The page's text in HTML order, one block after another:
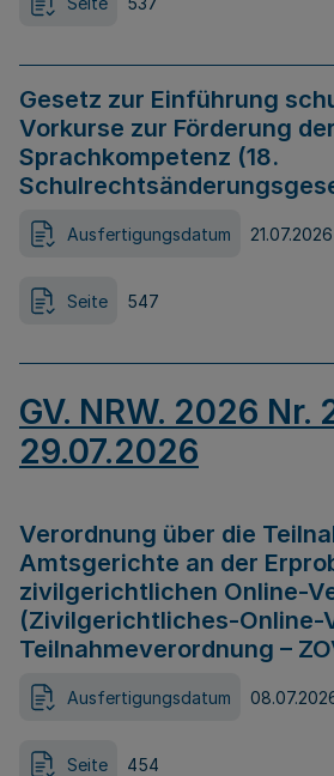
Gesetz zur Einführung
Vorkurse zur Förderung der
Sprachkompetenz (18.
Ausfertigungsdatum 21.07.2026
Seite 547
GV. NRW. 2026 Nr.
29.07.2026
Verordnung über die
Amtsgerichte an der
zivilgerichtlichen Online-
(Zivilgerichtliches-Online-
Teilnahmeverordnung –
Ausfertigungsdatum
Seite 454